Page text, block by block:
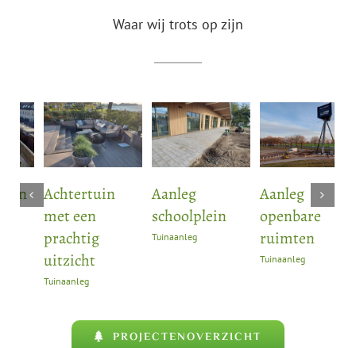
Waar wij trots op zijn
Achtertuin
met een
prachtig
uitzicht
Tuinaanleg
Aanleg
schoolplein
Tuinaanleg
Aanleg
openbare
ruimten
Tuinaanleg
PROJECTENOVERZICHT